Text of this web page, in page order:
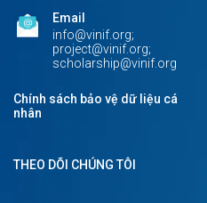
Email
info@vinif.org;
project@vinif.org;
scholarship@vinif.org
Chính sách bảo vệ dữ liệu cá
nhân
THEO DÕI CHÚNG TÔI